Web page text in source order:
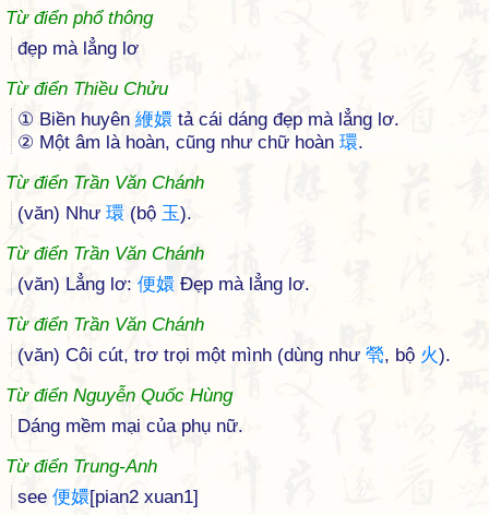
Từ điển phổ thông
đẹp mà lẳng lơ
Từ điển Thiều Chửu
① Biền huyên 緶嬛 tả cái dáng đẹp mà lẳng lơ.
② Một âm là hoàn, cũng như chữ hoàn 環.
Từ điển Trần Văn Chánh
(văn) Như 環 (bộ 玉).
Từ điển Trần Văn Chánh
(văn) Lẳng lơ: 便嬛 Đẹp mà lẳng lơ.
Từ điển Trần Văn Chánh
(văn) Côi cút, trơ trọi một mình (dùng như 煢, bộ 火).
Từ điển Nguyễn Quốc Hùng
Dáng mềm mại của phụ nữ.
Từ điển Trung-Anh
see 便嬛[pian2 xuan1]